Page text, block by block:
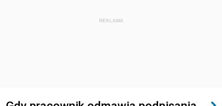
REKLAMA